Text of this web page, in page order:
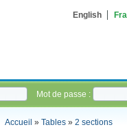
English
Mot de passe :
Accueil » Tables» 2 sections